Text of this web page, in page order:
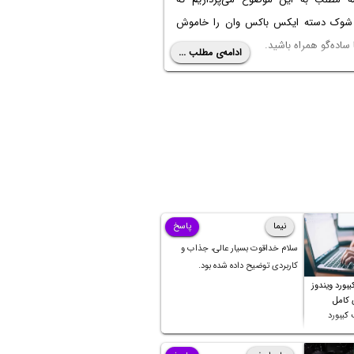
شوک دسته ایکس باکس وان را خاموش
ساده‌گو همراه باشید. ادامه‌ی مطلب ...
ویندوز
کامل
نیما
سلام خداقوت بسیار عالی، جذاب و
کاربردی توضیح داده شده بود.
پاسخ